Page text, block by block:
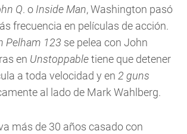
Q. o Inside Man, Washington pasó
frecuencia en películas de acción.
Pelham 123 se pelea con John
en Unstoppabletiene que detener
a toda velocidad y en 2 guns
al lado de Mark Wahlberg.
más de 30 años casado con